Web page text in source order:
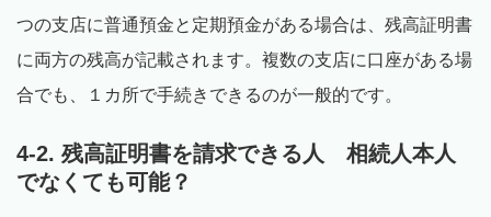
つの支店に普通預金と定期預金がある場合は、残高証明書
に両方の残高が記載されます。複数の支店に口座がある場
合でも、１カ所で手続きできるのが一般的です。
4-2. 残高証明書を請求できる人 相続人本人
でなくても可能？